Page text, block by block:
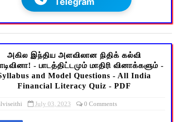
அகில இந்திய அளவிலான நிதிக் கல்வி
- பாடத்திட்டமும் மாதிரி வினாக்களும் -
and Model Questions - All India
Financial Literacy Quiz - PDF
July 03, 2023 0 Comments